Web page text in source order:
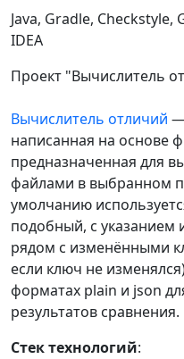
Java, Gradle, Checkstyle,
IDEA
Проект "Вычислитель
Вычислитель отличий —
написанная на основе
предназначенная для
файлами в выбранном
умолчанию
подобный, с указанием
рядом с изменёнными
если ключ не
форматах plain и json
результатов сравнения.
Стек технологий: